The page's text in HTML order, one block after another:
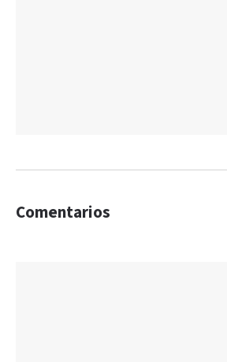
Comentarios